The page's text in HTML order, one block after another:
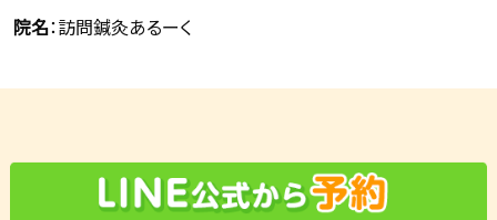
院名：訪問鍼灸あるーく